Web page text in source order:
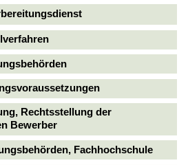
Rechtsstellung der
Bewerber
Fachhochschule